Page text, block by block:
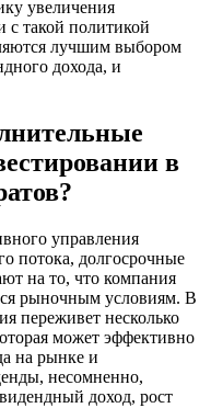
увеличения
с такой политикой
лучшим выбором
дохода, и
в
управления
потока, долгосрочные
на то, что компания
рыночным условиям. В
переживет несколько
может эффективно
на рынке и
несомненно,
доход, рост